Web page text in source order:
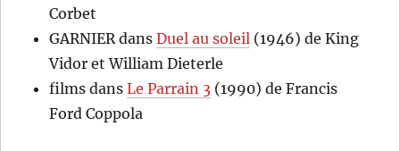
Corbet
GARNIERdansDuel au soleil (1946) de King
Vidor et William Dieterle
films dansLe Parrain 3 (1990) de Francis
Ford Coppola